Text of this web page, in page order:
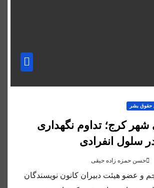
حقوق بشر
شهر کرج؛ تداوم نگهداری
سلول انفرادی
حسن حمزه زاده حیقی
و عضو هیئت دبیران کانون نویسندگان